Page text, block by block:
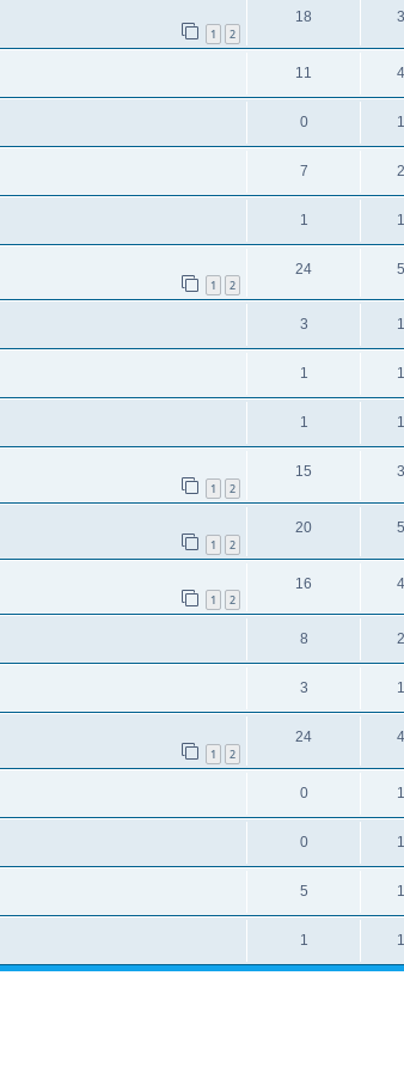
1 2
18
11
0
7
1
1 2
24
3
1
1
1 2
15
1 2
20
1 2
16
8
3
1 2
24
0
0
5
1